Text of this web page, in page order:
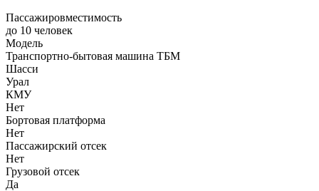
Пассажировместимость
до 10 человек
Модель
Транспортно-бытовая машина ТБМ
Шасси
Урал
КМУ
Нет
Бортовая платформа
Нет
Пассажирский отсек
Нет
Грузовой отсек
Да